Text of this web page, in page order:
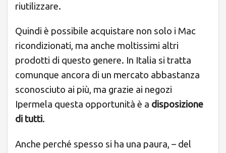
riutilizzare.
Quindi è possibile acquistare non solo i Mac
ricondizionati, ma anche moltissimi altri
prodotti di questo genere. In Italia si tratta
comunque ancora di un mercato abbastanza
sconosciuto ai più, ma grazie ai negozi
Ipermela questa opportunità è a disposizione
di tutti.
Anche perché spesso si ha una paura, – del